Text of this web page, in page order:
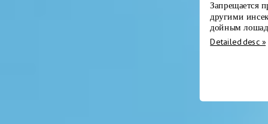
Запрещается
другими
дойным
Detailed desc »